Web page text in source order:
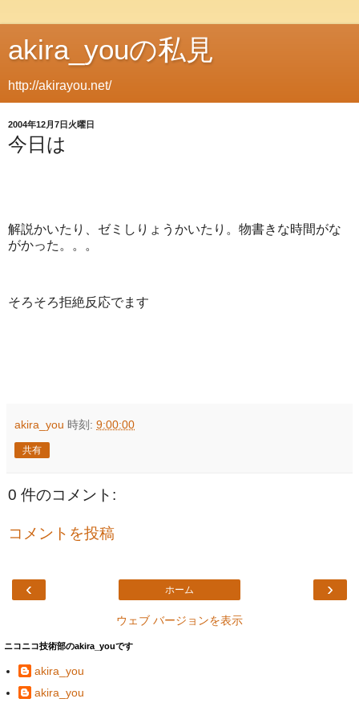
akira_youの私見
http://akirayou.net/
2004年12月7日火曜日
今日は
解説かいたり、ゼミしりょうかいたり。物書きな時間がな
がかった。。。
そろそろ拒絶反応でます
akira_you 時刻: 9:00:00
共有
0 件のコメント:
コメントを投稿
‹ ›
ホーム
ウェブ バージョンを表示
ニコニコ技術部のakira_youです
akira_you
akira_you